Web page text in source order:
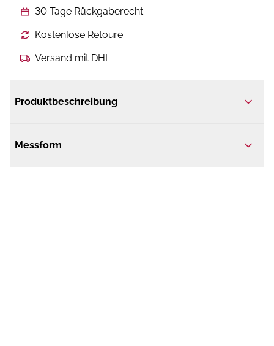
30 Tage Rückgaberecht
Kostenlose Retoure
Versand mit DHL
Produktbeschreibung
Messform